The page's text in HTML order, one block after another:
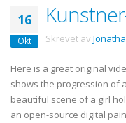
16
Okt Skrevet av
Here is a great original
shows the progression of
beautiful scene of a girl
an open-source digital